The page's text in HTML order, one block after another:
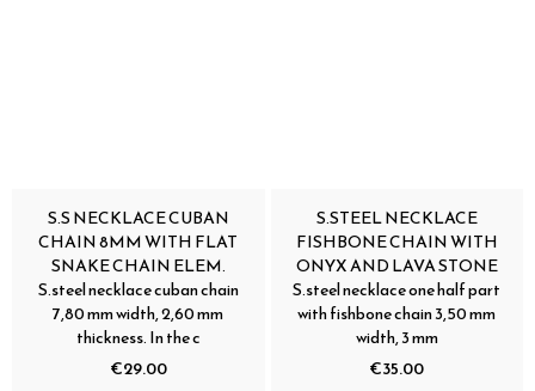
S.S NECKLACE CUBAN
CHAIN 8MM WITH FLAT
SNAKE CHAIN ELEM.
S.steel necklace cuban chain
7,80 mm width, 2,60 mm
thickness. In the c
€29.00
S.STEEL NECKLACE
FISHBONE CHAIN WITH
ONYX AND LAVA STONE
S.steel necklace one half part
with fishbone chain 3,50 mm
width, 3 mm
€35.00